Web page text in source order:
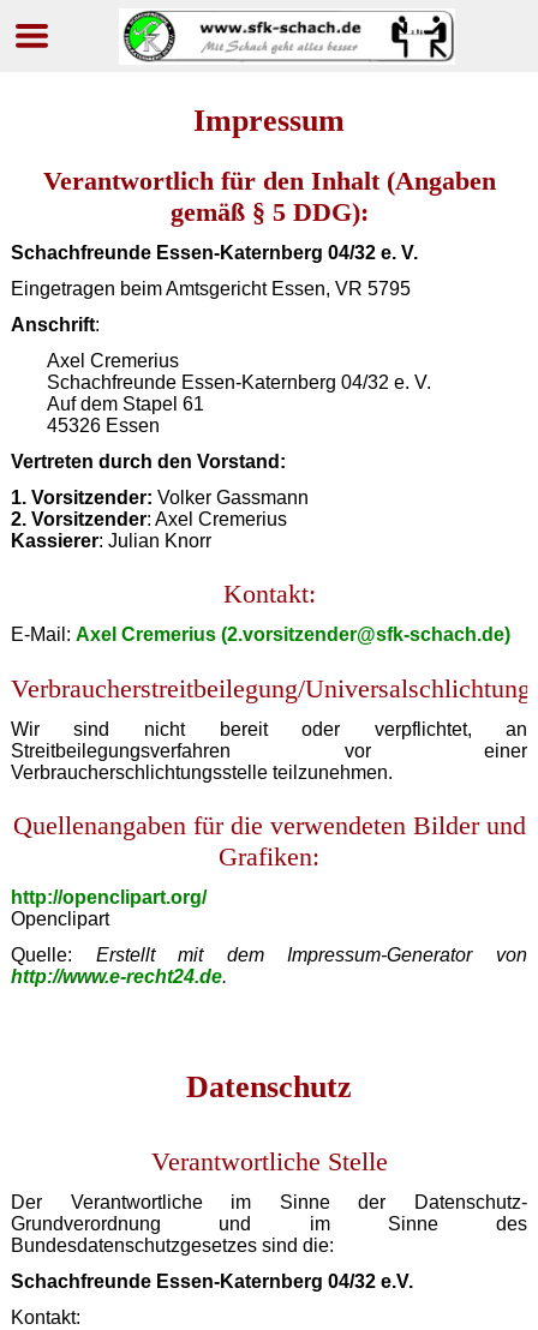
Impressum
Verantwortlich für den Inhalt (Angaben
gemäß § 5 DDG):
Schachfreunde Essen-Katernberg 04/32 e. V.
Eingetragen beim Amtsgericht Essen, VR 5795
Anschrift:
Axel Cremerius
Schachfreunde Essen-Katernberg 04/32 e. V.
Auf dem Stapel 61
45326 Essen
Vertreten durch den Vorstand:
1. Vorsitzender: Volker Gassmann
2. Vorsitzender: Axel Cremerius
Kassierer: Julian Knorr
Kontakt:
E-Mail: Axel Cremerius (2.vorsitzender@sfk-schach.de)
Verbraucherstreitbeilegung/
Wir sind nicht bereit oder verpflichtet, an
Streitbeilegungsverfahren vor einer
Verbraucherschlichtungsstelle teilzunehmen.
Quellenangaben für die verwendeten Bilder und
Grafiken:
http://openclipart.org/
Openclipart
Quelle: Erstellt mit dem Impressum-Generator von
http://www.e-recht24.de.
Datenschutz
Verantwortliche Stelle
Der Verantwortliche im Sinne der Datenschutz-
Grundverordnung und im Sinne des
Bundesdatenschutzgesetzes sind die:
Schachfreunde Essen-Katernberg 04/32 e.V.
Kontakt: